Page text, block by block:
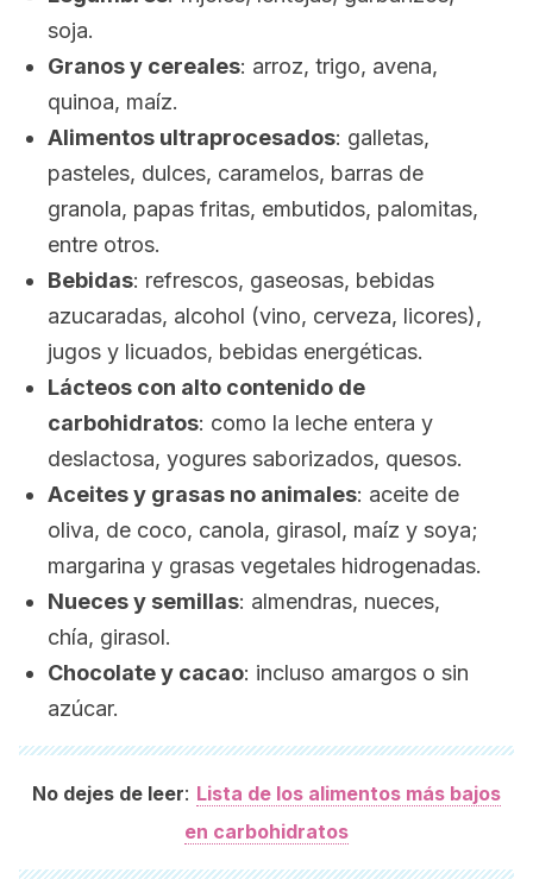
soja.
Granos y cereales: arroz, trigo, avena,
quinoa, maíz.
Alimentos ultraprocesados: galletas,
pasteles, dulces, caramelos, barras de
granola, papas fritas, embutidos, palomitas,
entre otros.
Bebidas: refrescos, gaseosas, bebidas
azucaradas, alcohol (vino, cerveza, licores),
jugos y licuados, bebidas energéticas.
Lácteos con alto contenido de
carbohidratos: como la leche entera y
deslactosa, yogures saborizados, quesos.
Aceites y grasas no animales: aceite de
oliva, de coco, canola, girasol, maíz y soya;
margarina y grasas vegetales hidrogenadas.
Nueces y semillas: almendras, nueces,
chía, girasol.
Chocolate y cacao: incluso amargos o sin
azúcar.
No dejes de leer: Lista de los alimentos más bajos
en carbohidratos